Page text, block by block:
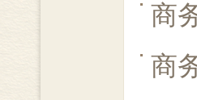
商
商